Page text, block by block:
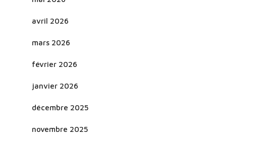
avril 2026
mars 2026
février 2026
janvier 2026
décembre 2025
novembre 2025